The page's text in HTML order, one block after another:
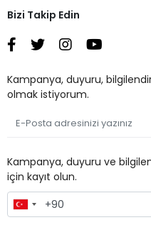
Bizi Takip Edin
Kampanya, duyuru,
olmak istiyorum.
Kampanya, duyuru ve
için kayıt olun.